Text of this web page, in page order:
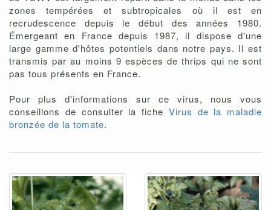
zones tempérées et subtropicales où il est en
recrudescence depuis le début des années 1980.
Émergeant en France depuis 1987, il dispose d'une
large gamme d'hôtes potentiels dans notre pays. Il est
transmis par au moins 9 espèces de thrips qui ne sont
pas tous présents en France.
Pour plus d'informations sur ce virus, nous vous
conseillons de consulter la fiche Virus de la maladie
bronzée de la tomate.